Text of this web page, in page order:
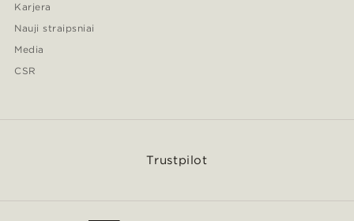
Karjera
Nauji straipsniai
Media
CSR
Trustpilot